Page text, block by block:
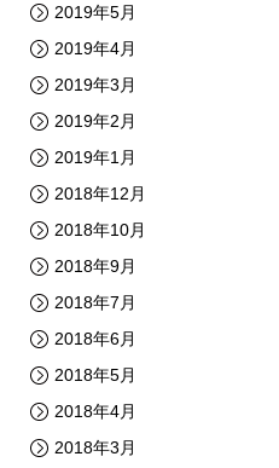
2019年5月
2019年4月
2019年3月
2019年2月
2019年1月
2018年12月
2018年10月
2018年9月
2018年7月
2018年6月
2018年5月
2018年4月
2018年3月